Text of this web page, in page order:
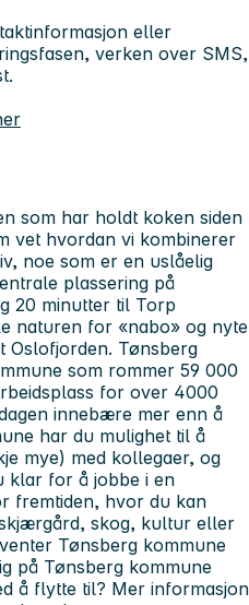
eller
verken over SMS,
som har holdt koken siden
vet hvordan vi kombinerer
noe som er en uslåelig
plassering på
20 minutter til Torp
naturen for «nabo» og nyte
Oslofjorden. Tønsberg
som rommer 59 000
for over 4000
innebære mer enn å
har du mulighet til å
mye) med kollegaer, og
klar for å jobbe i en
fremtiden, hvor du kan
skog, kultur eller
Tønsberg kommune
på Tønsberg kommune
å flytte til? Mer informasjon